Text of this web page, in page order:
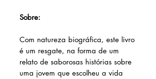
Sobre:
Com natureza biográfica, este livro
é um resgate, na forma de um
relato de saborosas histórias sobre
uma jovem que escolheu a vida